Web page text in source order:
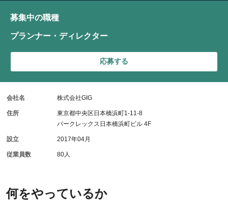
何をやっているか
募集中の職種
プランナー・ディレクター
応募する
会社名 株式会社GIG
住所
東京都中央区日本橋浜町1-11-8
パークレックス日本橋浜町ビル 4F
設立 2017年04月
従業員数 80人